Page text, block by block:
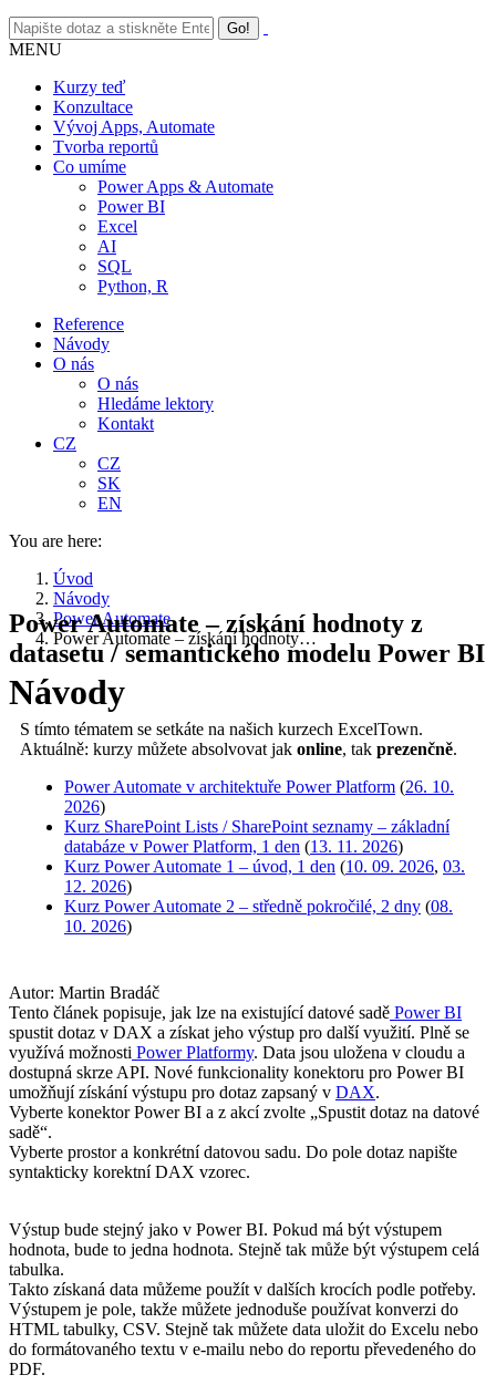
MENU
Kurzy teď
Konzultace
Vývoj Apps, Automate
Tvorba reportů
Co umíme
Power Apps & Automate
Power BI
Excel
AI
SQL
Python, R
Reference
Návody
O nás
O nás
Hledáme lektory
Kontakt
CZ
CZ
SK
EN
You are here:
Úvod
Návody
Power Automate
Power Automate – získání hodnoty…
Návody
Power Automate – získání hodnoty z
datasetu / semantického modelu Power BI
S tímto tématem se setkáte na našich kurzech ExcelTown.
Aktuálně: kurzy můžete absolvovat jak online, tak prezenčně.
Power Automate v architektuře Power Platform (26. 10.
2026)
Kurz SharePoint Lists / SharePoint seznamy – základní
databáze v Power Platform, 1 den (13. 11. 2026)
Kurz Power Automate 1 – úvod, 1 den (10. 09. 2026, 03.
12. 2026)
Kurz Power Automate 2 – středně pokročilé, 2 dny (08.
10. 2026)
Autor: Martin Bradáč
Tento článek popisuje, jak lze na existující datové sadě Power BI
spustit dotaz v DAX a získat jeho výstup pro další využití. Plně se
využívá možnosti Power Platformy. Data jsou uložena v cloudu a
dostupná skrze API. Nové funkcionality konektoru pro Power BI
umožňují získání výstupu pro dotaz zapsaný v DAX.
Vyberte konektor Power BI a z akcí zvolte „Spustit dotaz na datové
sadě“.
Vyberte prostor a konkrétní datovou sadu. Do pole dotaz napište
syntakticky korektní DAX vzorec.
Výstup bude stejný jako v Power BI. Pokud má být výstupem
hodnota, bude to jedna hodnota. Stejně tak může být výstupem celá
tabulka.
Takto získaná data můžeme použít v dalších krocích podle potřeby.
Výstupem je pole, takže můžete jednoduše používat konverzi do
HTML tabulky, CSV. Stejně tak můžete data uložit do Excelu nebo
do formátovaného textu v e-mailu nebo do reportu převedeného do
PDF.